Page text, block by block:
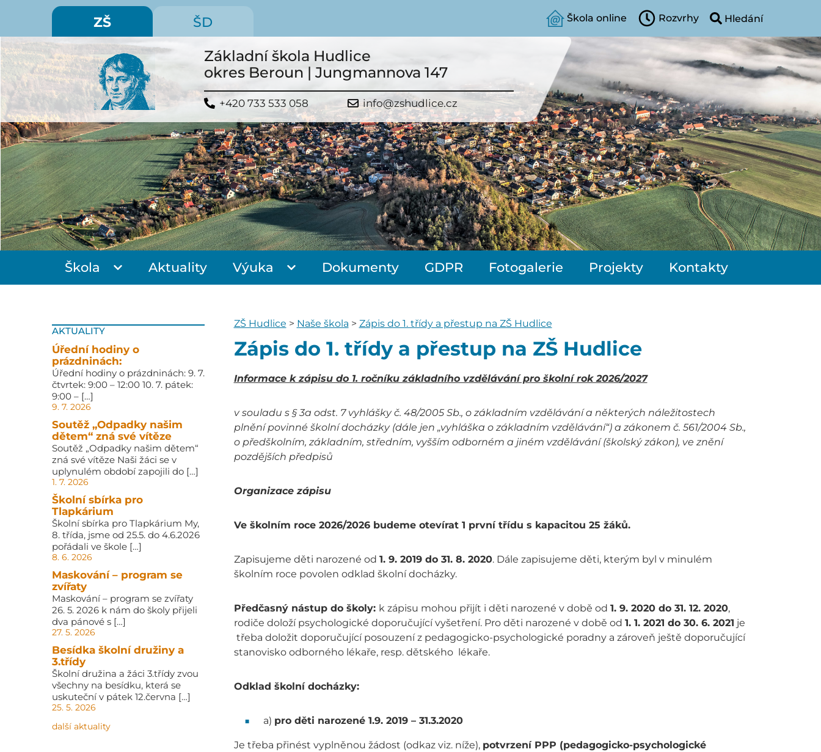
ZŠ ŠD Škola online Rozvrhy
Základní škola Hudlice
okres Beroun | Jungmannova 147
+420 733 533 058 info@zshudlice.cz
Škola Aktuality Výuka Dokumenty GDPR Fotogalerie Projekty Kontakty
AKTUALITY
Úřední hodiny o
prázdninách:
Úřední hodiny o prázdninách: 9. 7.
čtvrtek: 9:00 – 12:00 10. 7. pátek:
9:00 – […]
9. 7. 2026
Soutěž „Odpadky našim
dětem“ zná své vítěze
Soutěž „Odpadky našim dětem“
zná své vítěze Naši žáci se v
uplynulém období zapojili do […]
1. 7. 2026
Školní sbírka pro
Tlapkárium
Školní sbírka pro Tlapkárium My,
8. třída, jsme od 25.5. do 4.6.2026
pořádali ve škole […]
8. 6. 2026
Maskování – program se
zvířaty
Maskování – program se zvířaty
26. 5. 2026 k nám do školy přijeli
dva pánové s […]
27. 5. 2026
Besídka školní družiny a
3.třídy
Školní družina a žáci 3.třídy zvou
všechny na besídku, která se
uskuteční v pátek 12.června […]
25. 5. 2026
další aktuality
ZŠ Hudlice > Naše škola > Zápis do 1. třídy a přestup na ZŠ Hudlice
Zápis do 1. třídy a přestup na ZŠ Hudlice
Informace k zápisu do 1. ročníku základního vzdělávání pro školní rok 2026/2027
v souladu s § 3a odst. 7 vyhlášky č. 48/2005 Sb., o základním vzdělávání a některých náležitostech
plnění povinné školní docházky (dále jen „vyhláška o základním vzdělávání“) a zákonem č. 561/2004 Sb.,
o předškolním, základním, středním, vyšším odborném a jiném vzdělávání (školský zákon), ve znění
pozdějších předpisů
Organizace zápisu
Ve školním roce 2026/2026 budeme otevírat 1 první třídu s kapacitou 25 žáků.
Zapisujeme děti narozené od 1. 9. 2019 do 31. 8. 2020. Dále zapisujeme děti, kterým byl v minulém
školním roce povolen odklad školní docházky.
Předčasný nástup do školy: k zápisu mohou přijít i děti narozené v době od 1. 9. 2020 do 31. 12. 2020,
rodiče doloží psychologické doporučující vyšetření. Pro děti narozené v době od 1. 1. 2021 do 30. 6. 2021 je
třeba doložit doporučující posouzení z pedagogicko-psychologické poradny a zároveň ještě doporučující
stanovisko odborného lékaře, resp. dětského lékaře.
Odklad školní docházky:
a) pro děti narozené 1.9. 2019 – 31.3.2020
Je třeba přinést vyplněnou žádost (odkaz viz. níže), potvrzení PPP (pedagogicko-psychologické